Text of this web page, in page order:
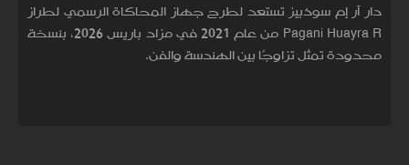
دار آر إم سوذبيز تستعد لطرح جهاز المحاكاة الرسمي لطراز
Pagani Huayra R من عام 2021 في مزاد باريس 2026، بنسخة
محدودة تمثل تزاوجًا بين الهندسة والفن.